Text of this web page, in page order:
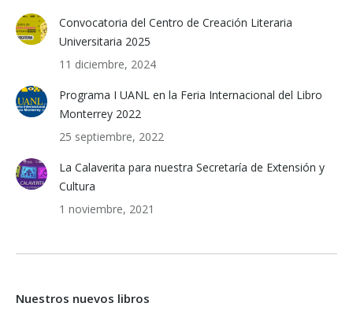
Convocatoria del Centro de Creación Literaria
Universitaria 2025
11 diciembre, 2024
Programa I UANL en la Feria Internacional del Libro
Monterrey 2022
25 septiembre, 2022
La Calaverita para nuestra Secretaría de Extensión y
Cultura
1 noviembre, 2021
Nuestros nuevos libros